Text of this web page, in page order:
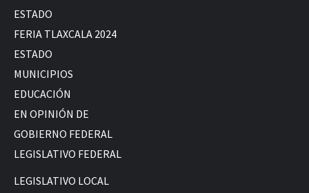
ESTADO
FERIA TLAXCALA 2024
ESTADO
MUNICIPIOS
EDUCACIÓN
EN OPINIÓN DE
GOBIERNO FEDERAL
LEGISLATIVO FEDERAL
LEGISLATIVO LOCAL